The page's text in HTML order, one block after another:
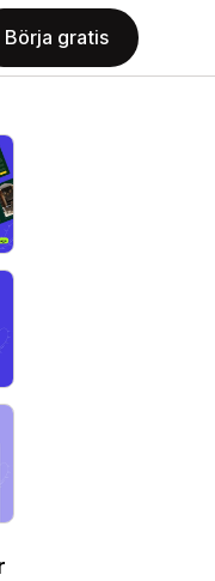
Börja gratis